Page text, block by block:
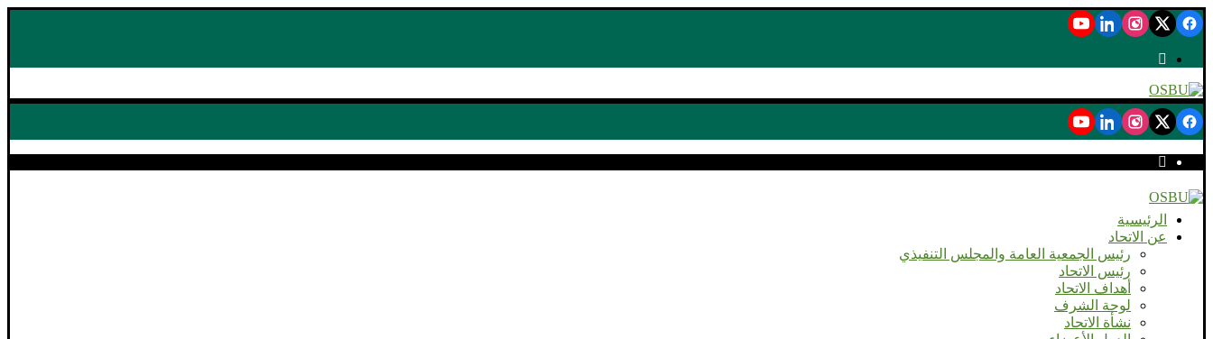
الرئيسية
عن الاتحاد
رئيس الجمعية العامة والمجلس التنفيذي
رئيس الاتحاد
أهداف الاتحاد
لوحة الشرف
نشأة الاتحاد